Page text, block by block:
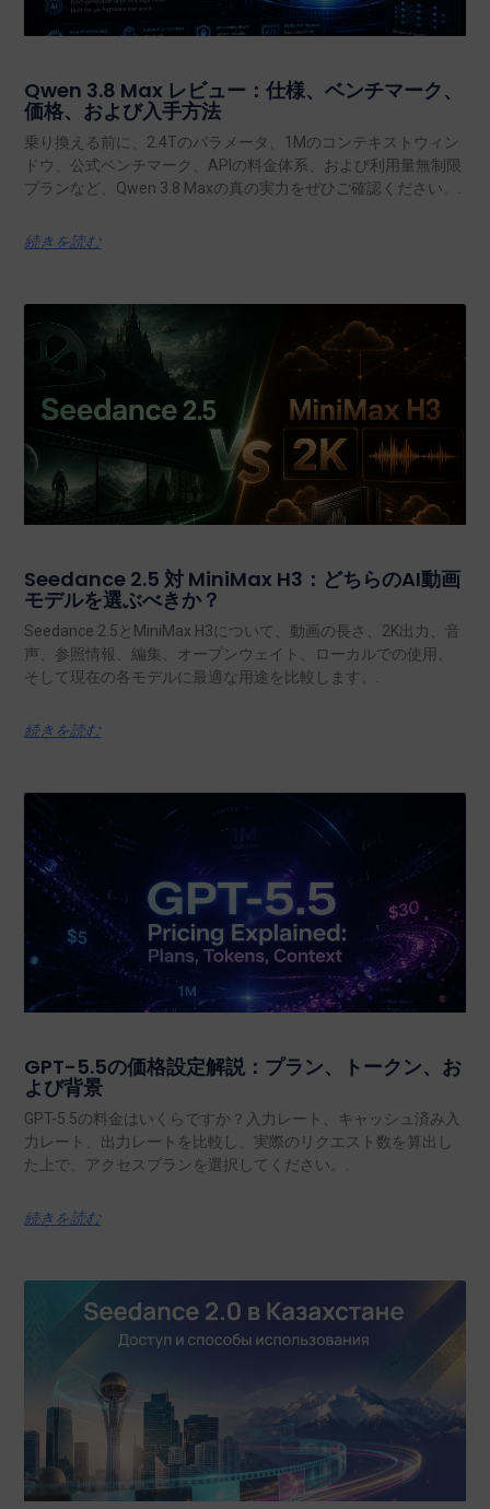
Qwen 3.8 Max レビュー：仕様、ベンチマーク、
価格、および入手方法
乗り換える前に、2.4Tのパラメータ、1Mのコンテキストウィン
ドウ、公式ベンチマーク、APIの料金体系、および利用量無制限
プランなど、Qwen 3.8 Maxの真の実力をぜひご確認ください。.
続きを読む
Seedance 2.5 対 MiniMax H3：どちらのAI動画
モデルを選ぶべきか？
Seedance 2.5とMiniMax H3について、動画の長さ、2K出力、音
声、参照情報、編集、オープンウェイト、ローカルでの使用、
そして現在の各モデルに最適な用途を比較します。.
続きを読む
GPT-5.5の価格設定解説：プラン、トークン、お
よび背景
GPT-5.5の料金はいくらですか？入力レート、キャッシュ済み入
力レート、出力レートを比較し、実際のリクエスト数を算出し
た上で、アクセスプランを選択してください。.
続きを読む